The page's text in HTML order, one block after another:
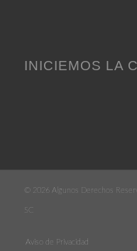
INICIEMOS LA
© 2026 Algunos Derechos
Aviso de Privacidad